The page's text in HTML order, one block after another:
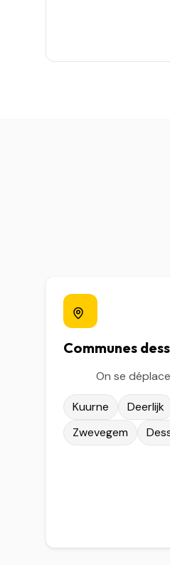
Communes
On se
Kuurne Deerlijk
Zwevegem